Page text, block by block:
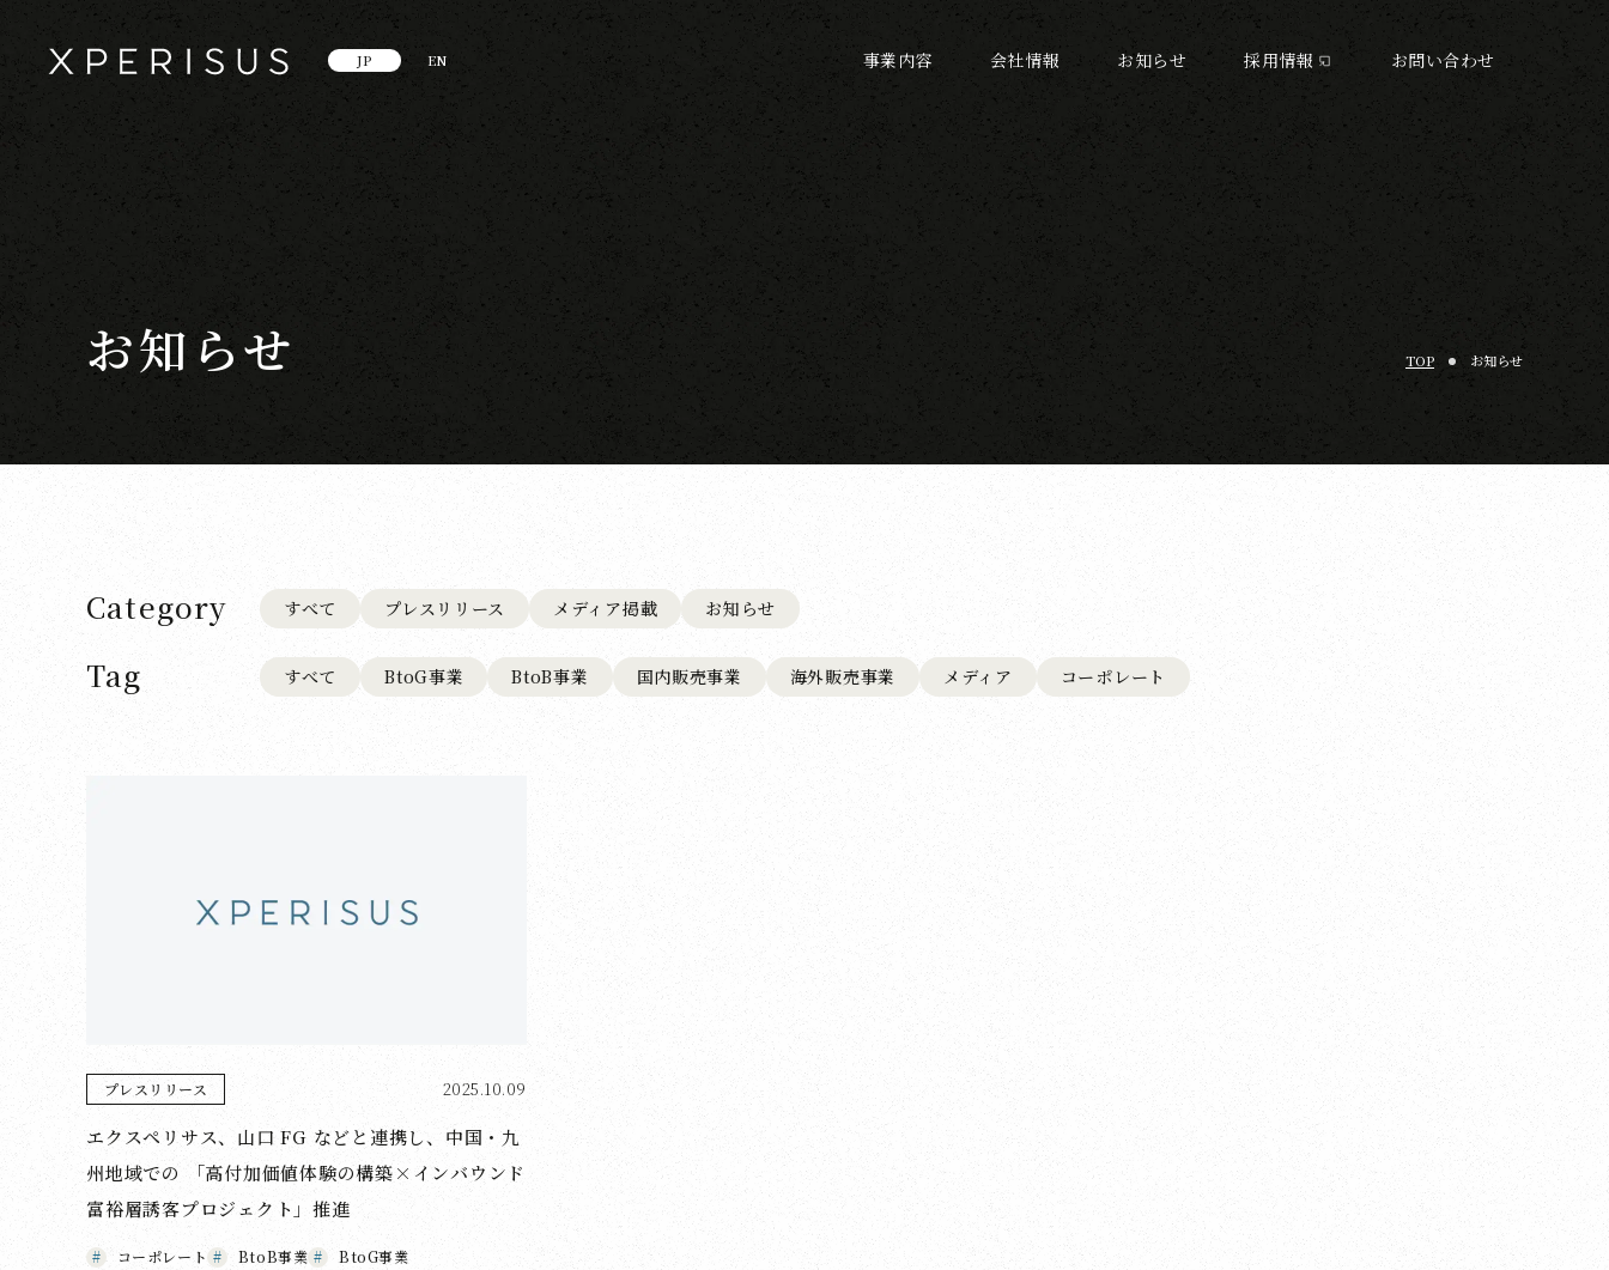
JP EN 事業内容 会社情報 お知らせ 採用情報 お問い合わせ
お知らせ TOP お知らせ
Category すべて プレスリリース メディア掲載 お知らせ
Tag すべて BtoG事業 BtoB事業 国内販売事業 海外販売事業 メディア コーポレート
プレスリリース 2025.10.09
エクスペリサス、山口 FG などと連携し、中国・九
州地域での 「高付加価値体験の構築×インバウンド
富裕層誘客プロジェクト」推進
コーポレート BtoB事業 BtoG事業